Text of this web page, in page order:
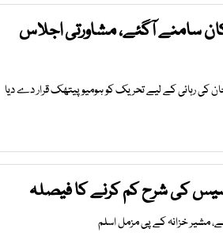
سامنے آگئے، مشاورتی اجلاس
کی رہائی کے لیے تحریک کو ہومیوپیتھک قرار دے دیا
کی شرح کم کرنے کا فیصلہ
مشیر خزانہ کے پی مزمل اسلم